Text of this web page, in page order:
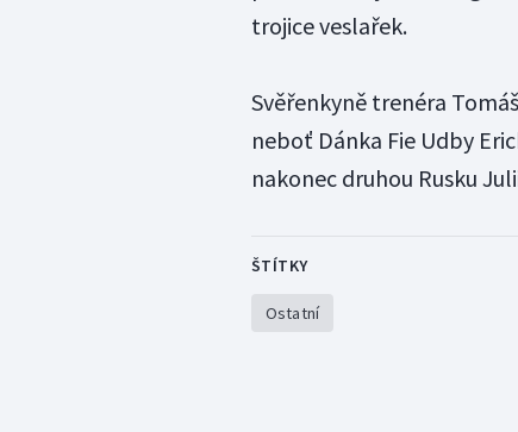
trojice veslařek.
Svěřenkyně trenéra
neboť Dánka Fie Udby
nakonec druhou Rusku
ŠTÍTKY
Ostatní